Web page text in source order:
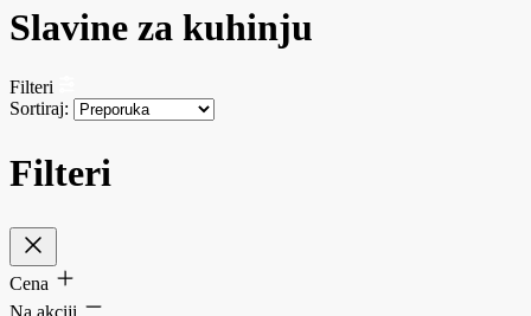
Slavine za kuhinju
Filteri
Sortiraj:
Filteri
Cena
Na akciji